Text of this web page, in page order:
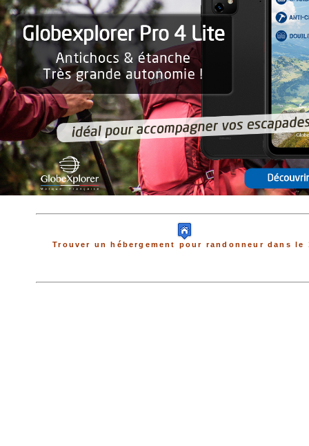
Trouver un hébergement pour randonneur dans le